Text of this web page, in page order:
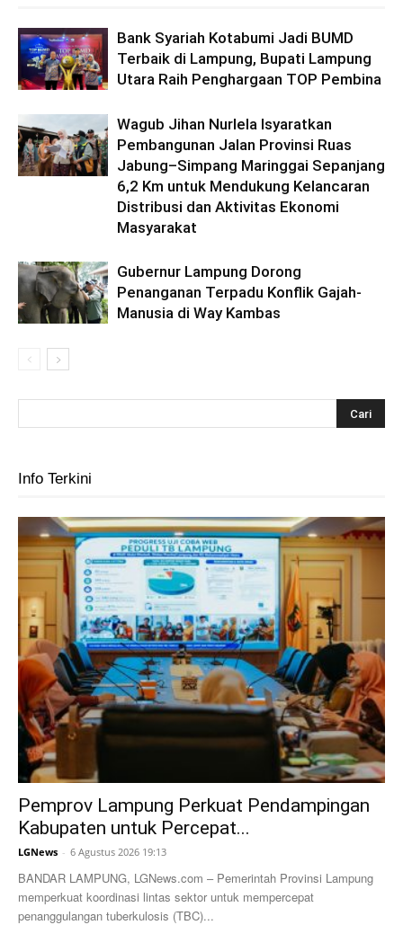
Bank Syariah Kotabumi Jadi BUMD
Terbaik di Lampung, Bupati Lampung
Utara Raih Penghargaan TOP Pembina
Wagub Jihan Nurlela Isyaratkan
Pembangunan Jalan Provinsi Ruas
Jabung–Simpang Maringgai Sepanjang
6,2 Km untuk Mendukung Kelancaran
Distribusi dan Aktivitas Ekonomi
Masyarakat
Gubernur Lampung Dorong
Penanganan Terpadu Konflik Gajah-
Manusia di Way Kambas
Info Terkini
Pemprov Lampung Perkuat Pendampingan
Kabupaten untuk Percepat...
LGNews - 6 Agustus 2026 19:13
BANDAR LAMPUNG, LGNews.com – Pemerintah Provinsi Lampung
memperkuat koordinasi lintas sektor untuk mempercepat
penanggulangan tuberkulosis (TBC)...